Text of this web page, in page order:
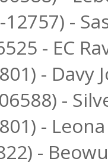
-
- EC
- Davy
-
-
-